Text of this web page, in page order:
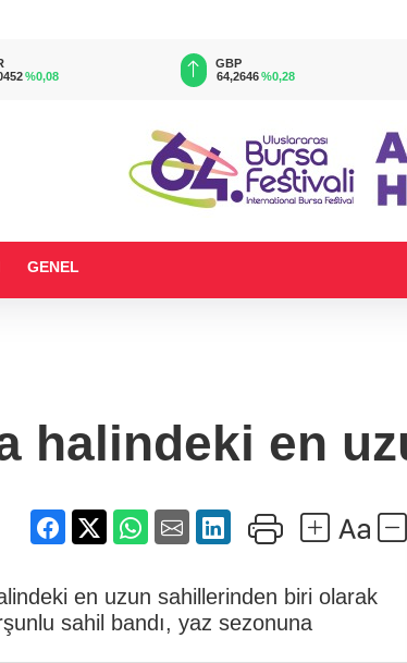
%0,08
GBP
64,2646 %0,28
GENEL
halindeki en
en uzun sahillerinden biri olarak
sahil bandı, yaz sezonuna